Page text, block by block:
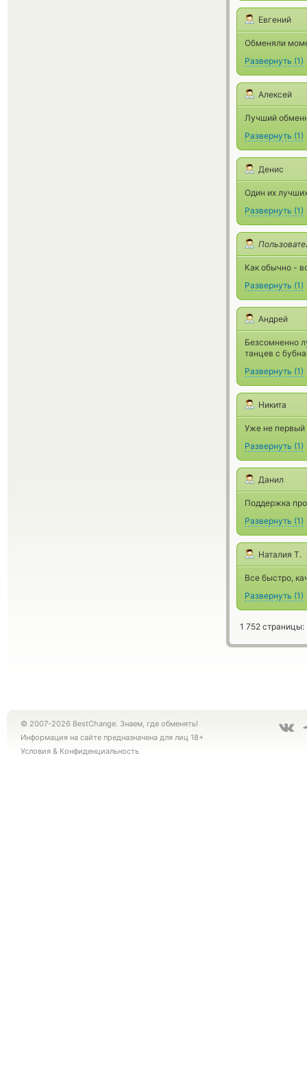
Евгений
Обменяли
Развернуть (1)
Алексей
Лучший
Развернуть (1)
Денис
Один их
Развернуть (1)
Как обычно -
Развернуть (1)
Андрей
Безсомненно
танцев с
Развернуть (1)
Никита
Уже не первый
Развернуть (1)
Данил
Поддержка
Развернуть (1)
Наталия Т.
Все быстро,
Развернуть (1)
1 752 страницы:
© 2007-2026 BestChange. Знаем, где обменять!
Информация на сайте предназначена для лиц 18+
Условия & Конфиденциальность